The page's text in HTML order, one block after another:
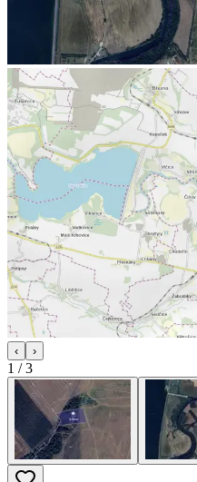
‹ ›
1 /3